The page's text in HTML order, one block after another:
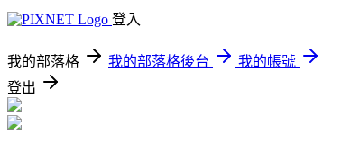
登入
我的部落格 我的部落格後台
我的帳號
登出